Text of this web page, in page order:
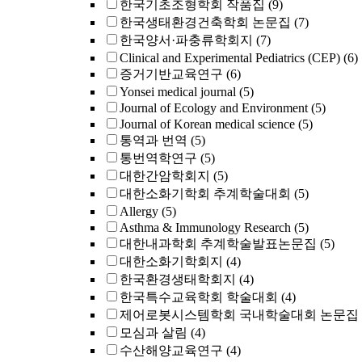
한국기초조형학회 작품집 (9)
한국생태환경건축학회 논문집 (7)
한국양서·파충류학회지 (7)
Clinical and Experimental Pediatrics (CEP) (6)
증거기반교육연구 (6)
Yonsei medical journal (5)
Journal of Ecology and Environment (5)
Journal of Korean medical science (5)
통역과 번역 (5)
통번역학연구 (5)
대한간암학회지 (5)
대한소화기학회 추계학술대회 (5)
Allergy (5)
Asthma & Immunology Research (5)
대한내과학회 추계학술발표논문집 (5)
대한소화기학회지 (4)
한국환경생태학회지 (4)
한국특수교육학회 학술대회 (4)
제어로봇시스템학회 국내학술대회 논문집
모심과 살림 (4)
수산해양교육연구 (4)